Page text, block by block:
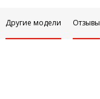
Другие модели Отзывы